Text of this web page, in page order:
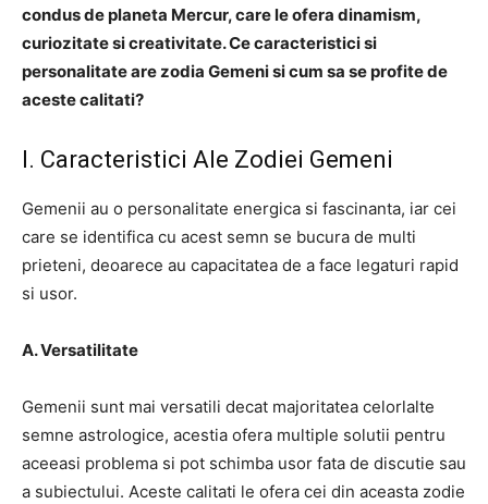
condus de planeta Mercur, care le ofera dinamism,
curiozitate si creativitate. Ce caracteristici si
personalitate are zodia Gemeni si cum sa se profite de
aceste calitati?
I. Caracteristici Ale Zodiei Gemeni
Gemenii au o personalitate energica si fascinanta, iar cei
care se identifica cu acest semn se bucura de multi
prieteni, deoarece au capacitatea de a face legaturi rapid
si usor.
A. Versatilitate
Gemenii sunt mai versatili decat majoritatea celorlalte
semne astrologice, acestia ofera multiple solutii pentru
aceeasi problema si pot schimba usor fata de discutie sau
a subiectului. Aceste calitati le ofera cei din aceasta zodie